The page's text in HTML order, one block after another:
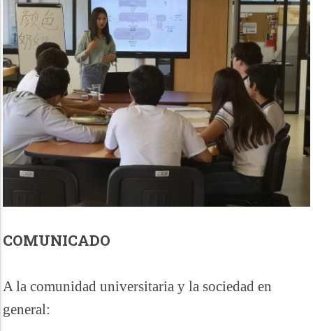
COMUNICADO
A la comunidad universitaria y la sociedad en
general: